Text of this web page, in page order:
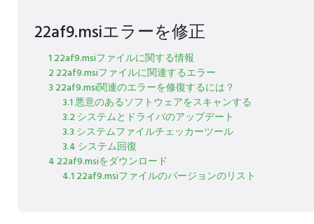
22af9.msiエラーを修正
1 22af9.msiファイルに関する情報
2 22af9.msiファイルに関連するエラー
3 22af9.msi関連のエラーを修復するには？
3.1 悪意のあるソフトウェアをスキャンする
3.2 システムとドライバのアップデート
3.3 システムファイルチェッカーツール
3.4 システム回復
4 22af9.msiをダウンロード
4.1 22af9.msiファイルのバージョンのリスト